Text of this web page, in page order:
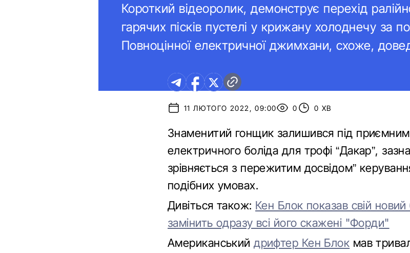
Короткий відеоролик, демонструє перехід
гарячих пісків пустелі у крижану холоднечу за
Повноцінної електричної джимхани, схоже,
11 ЛЮТОГО 2022, 09:00 0 0 ХВ
Знаменитий гонщик залишився під
електричного боліда для трофі “Дакар”,
зрівняється з пережитим досвідом”
подібних умовах.
Дивіться також: Кен Блок показав свій новий
замінить одразу всі його скажені "Форди"
Американськийдрифтер Кен Блок мав